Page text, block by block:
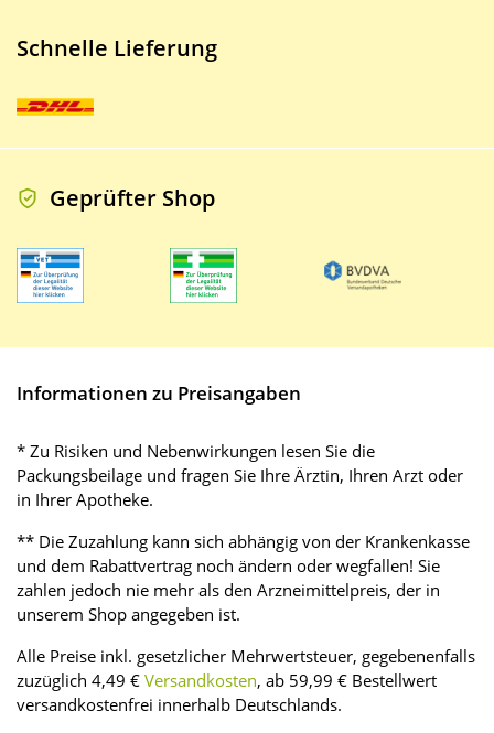
Schnelle Lieferung
Geprüfter Shop
Informationen zu Preisangaben
* Zu Risiken und Nebenwirkungen lesen Sie die
Packungsbeilage und fragen Sie Ihre Ärztin, Ihren Arzt oder
in Ihrer Apotheke.
** Die Zuzahlung kann sich abhängig von der Krankenkasse
und dem Rabattvertrag noch ändern oder wegfallen! Sie
zahlen jedoch nie mehr als den Arzneimittelpreis, der in
unserem Shop angegeben ist.
Alle Preise inkl. gesetzlicher Mehrwertsteuer, gegebenenfalls
zuzüglich 4,49 € Versandkosten, ab 59,99 € Bestellwert
versandkostenfrei innerhalb Deutschlands.